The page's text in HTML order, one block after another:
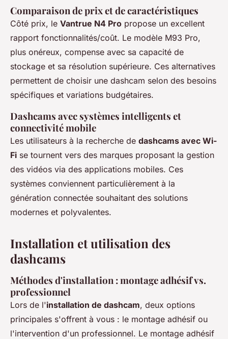
Comparaison de prix et de caractéristiques
Côté prix, le Vantrue N4 Pro propose un excellent
rapport fonctionnalités/coût. Le modèle M93 Pro,
plus onéreux, compense avec sa capacité de
stockage et sa résolution supérieure. Ces alternatives
permettent de choisir une dashcam selon des besoins
spécifiques et variations budgétaires.
Dashcams avec systèmes intelligents et
connectivité mobile
Les utilisateurs à la recherche de dashcams avec Wi-
Fi se tournent vers des marques proposant la gestion
des vidéos via des applications mobiles. Ces
systèmes conviennent particulièrement à la
génération connectée souhaitant des solutions
modernes et polyvalentes.
Installation et utilisation des
dashcams
Méthodes d'installation : montage adhésif vs.
professionnel
Lors de l'installation de dashcam, deux options
principales s'offrent à vous : le montage adhésif ou
l'intervention d'un professionnel. Le montage adhésif